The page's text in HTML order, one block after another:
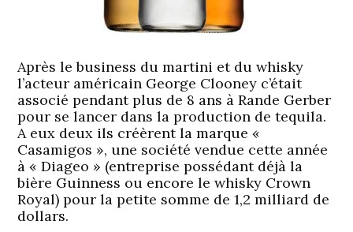
Après le business du martini et du whisky
l’acteur américain George Clooney c’était
associé pendant plus de 8 ans à Rande Gerber
pour se lancer dans la production de tequila.
A eux deux ils créèrent la marque «
Casamigos », une société vendue cette année
à « Diageo » (entreprise possédant déjà la
bière Guinness ou encore le whisky Crown
Royal) pour la petite somme de 1,2 milliard de
dollars.